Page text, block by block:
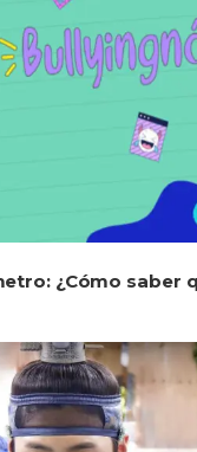
¿Cómo saber